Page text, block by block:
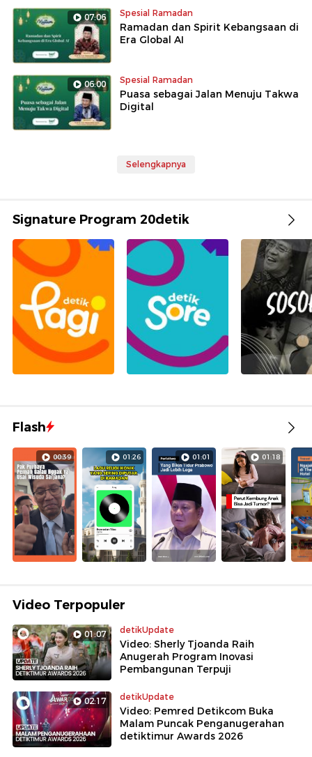
07:06 Spesial Ramadan
Ramadan dan Spirit Kebangsaan di
Era Global AI
06:00 Spesial Ramadan
Puasa sebagai Jalan Menuju Takwa
Digital
Selengkapnya
Signature Program 20detik
Flash
00:39 01:26 01:01 01:18
Video Terpopuler
01:07 detikUpdate
Video: Sherly Tjoanda Raih
Anugerah Program Inovasi
Pembangunan Terpuji
02:17 detikUpdate
Video: Pemred Detikcom Buka
Malam Puncak Penganugerahan
detiktimur Awards 2026